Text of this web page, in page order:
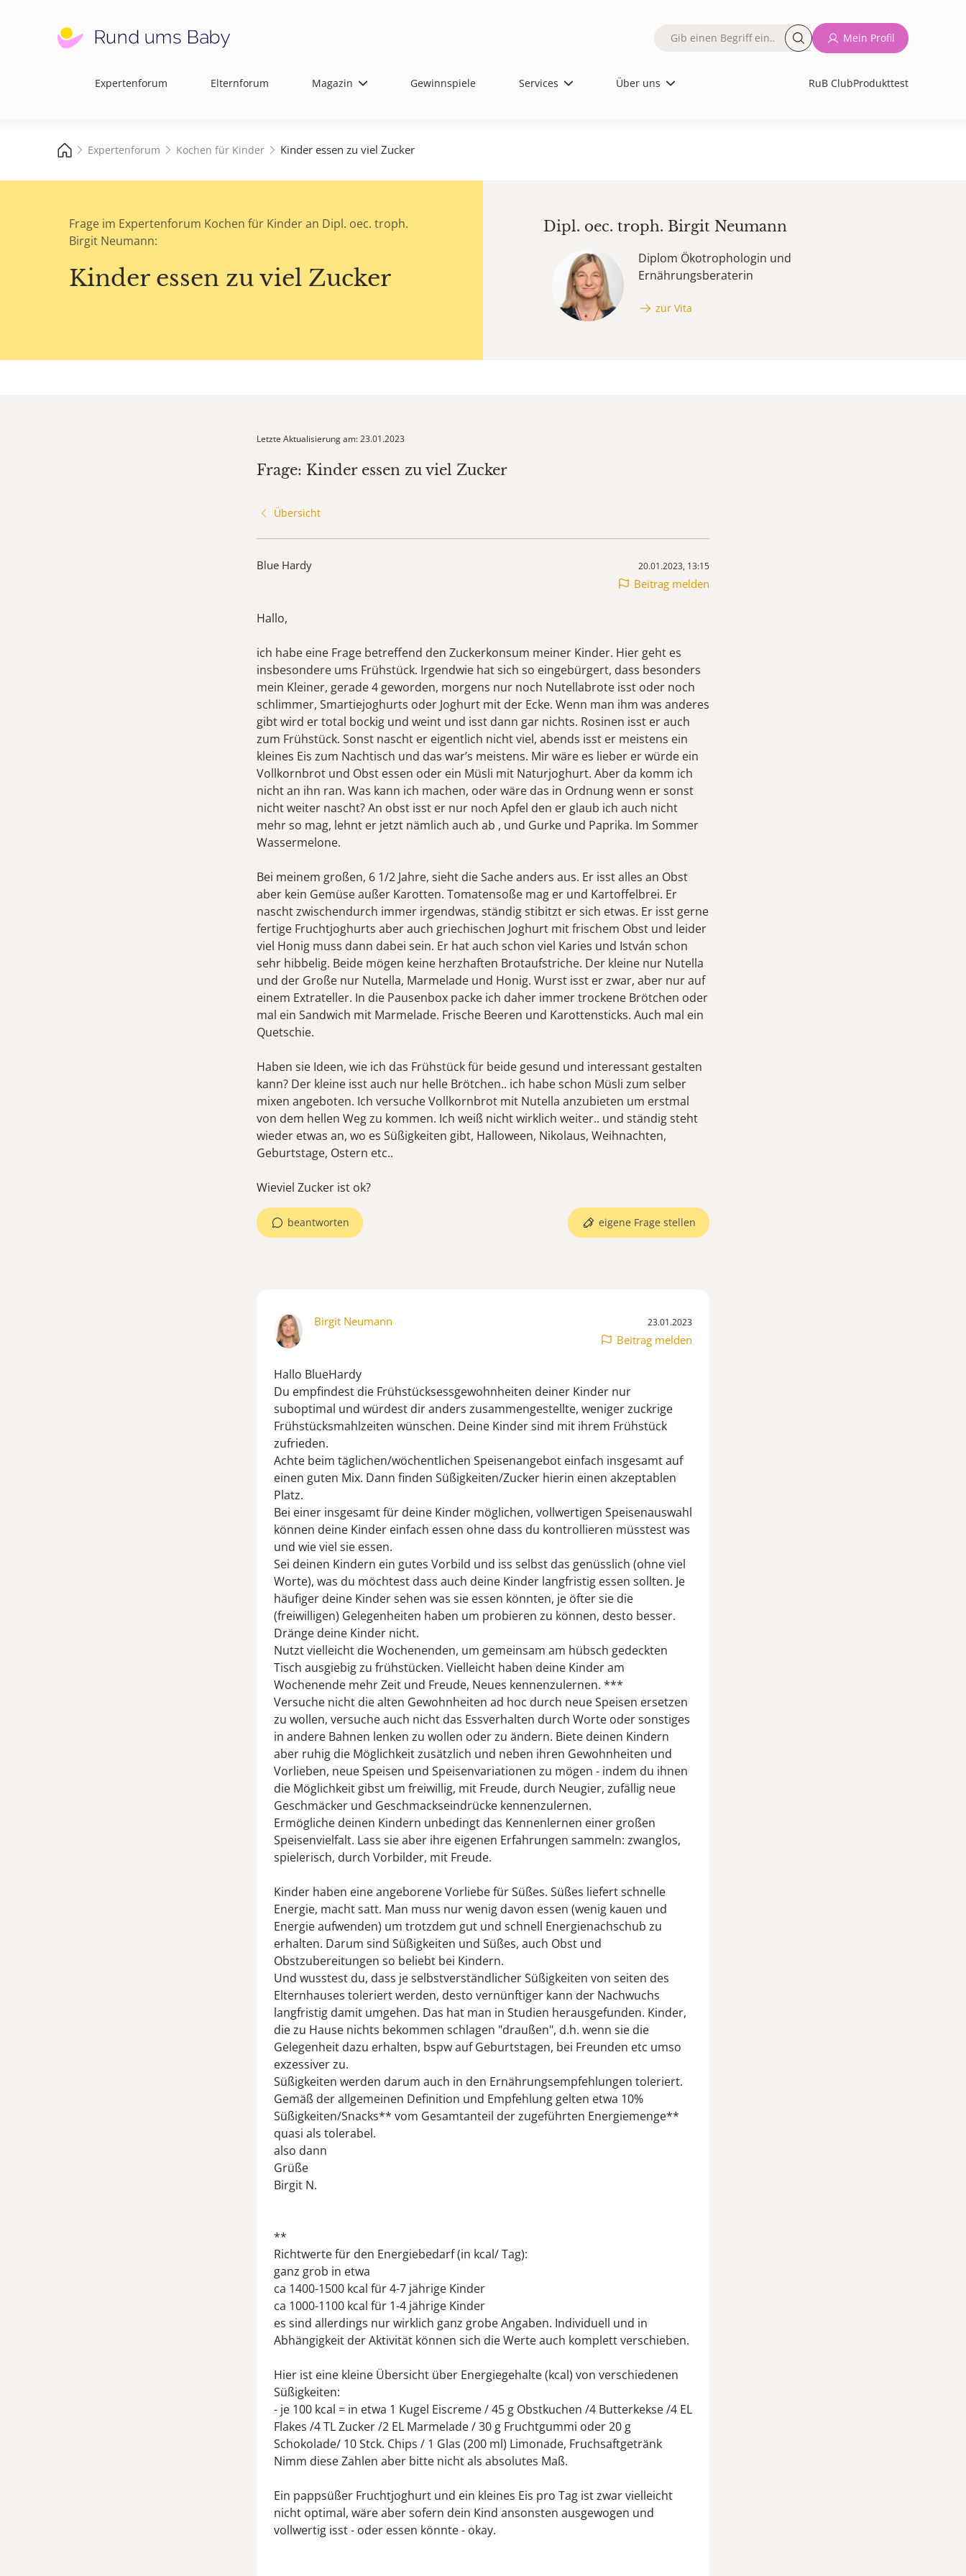
Hauptnavigation
Expertenforum Elternforum Magazin Gewinnspiele Services Über uns RuB ClubProdukttest
Fulltext
Mein Profil
Expertenforum Kochen für Kinder Kinder essen zu viel Zucker
Frage im Expertenforum Kochen für Kinder an Dipl. oec. troph.
Birgit Neumann:
Kinder essen zu viel Zucker
Dipl. oec. troph. Birgit Neumann
Diplom Ökotrophologin und
Ernährungsberaterin
zur Vita
Letzte Aktualisierung am: 23.01.2023
Frage: Kinder essen zu viel Zucker
Übersicht
Blue Hardy 20.01.2023, 13:15
Beitrag melden
Hallo,
ich habe eine Frage betreffend den Zuckerkonsum meiner Kinder. Hier geht es
insbesondere ums Frühstück. Irgendwie hat sich so eingebürgert, dass besonders
mein Kleiner, gerade 4 geworden, morgens nur noch Nutellabrote isst oder noch
schlimmer, Smartiejoghurts oder Joghurt mit der Ecke. Wenn man ihm was anderes
gibt wird er total bockig und weint und isst dann gar nichts. Rosinen isst er auch
zum Frühstück. Sonst nascht er eigentlich nicht viel, abends isst er meistens ein
kleines Eis zum Nachtisch und das war’s meistens. Mir wäre es lieber er würde ein
Vollkornbrot und Obst essen oder ein Müsli mit Naturjoghurt. Aber da komm ich
nicht an ihn ran. Was kann ich machen, oder wäre das in Ordnung wenn er sonst
nicht weiter nascht? An obst isst er nur noch Apfel den er glaub ich auch nicht
mehr so mag, lehnt er jetzt nämlich auch ab , und Gurke und Paprika. Im Sommer
Wassermelone.
Bei meinem großen, 6 1/2 Jahre, sieht die Sache anders aus. Er isst alles an Obst
aber kein Gemüse außer Karotten. Tomatensoße mag er und Kartoffelbrei. Er
nascht zwischendurch immer irgendwas, ständig stibitzt er sich etwas. Er isst gerne
fertige Fruchtjoghurts aber auch griechischen Joghurt mit frischem Obst und leider
viel Honig muss dann dabei sein. Er hat auch schon viel Karies und István schon
sehr hibbelig. Beide mögen keine herzhaften Brotaufstriche. Der kleine nur Nutella
und der Große nur Nutella, Marmelade und Honig. Wurst isst er zwar, aber nur auf
einem Extrateller. In die Pausenbox packe ich daher immer trockene Brötchen oder
mal ein Sandwich mit Marmelade. Frische Beeren und Karottensticks. Auch mal ein
Quetschie.
Haben sie Ideen, wie ich das Frühstück für beide gesund und interessant gestalten
kann? Der kleine isst auch nur helle Brötchen.. ich habe schon Müsli zum selber
mixen angeboten. Ich versuche Vollkornbrot mit Nutella anzubieten um erstmal
von dem hellen Weg zu kommen. Ich weiß nicht wirklich weiter.. und ständig steht
wieder etwas an, wo es Süßigkeiten gibt, Halloween, Nikolaus, Weihnachten,
Geburtstage, Ostern etc..
Wieviel Zucker ist ok?
beantworten eigene Frage stellen
Birgit Neumann 23.01.2023
Beitrag melden
Hallo BlueHardy
Du empfindest die Frühstücksessgewohnheiten deiner Kinder nur
suboptimal und würdest dir anders zusammengestellte, weniger zuckrige
Frühstücksmahlzeiten wünschen. Deine Kinder sind mit ihrem Frühstück
zufrieden.
Achte beim täglichen/wöchentlichen Speisenangebot einfach insgesamt auf
einen guten Mix. Dann finden Süßigkeiten/Zucker hierin einen akzeptablen
Platz.
Bei einer insgesamt für deine Kinder möglichen, vollwertigen Speisenauswahl
können deine Kinder einfach essen ohne dass du kontrollieren müsstest was
und wie viel sie essen.
Sei deinen Kindern ein gutes Vorbild und iss selbst das genüsslich (ohne viel
Worte), was du möchtest dass auch deine Kinder langfristig essen sollten. Je
häufiger deine Kinder sehen was sie essen könnten, je öfter sie die
(freiwilligen) Gelegenheiten haben um probieren zu können, desto besser.
Dränge deine Kinder nicht.
Nutzt vielleicht die Wochenenden, um gemeinsam am hübsch gedeckten
Tisch ausgiebig zu frühstücken. Vielleicht haben deine Kinder am
Wochenende mehr Zeit und Freude, Neues kennenzulernen. ***
Versuche nicht die alten Gewohnheiten ad hoc durch neue Speisen ersetzen
zu wollen, versuche auch nicht das Essverhalten durch Worte oder sonstiges
in andere Bahnen lenken zu wollen oder zu ändern. Biete deinen Kindern
aber ruhig die Möglichkeit zusätzlich und neben ihren Gewohnheiten und
Vorlieben, neue Speisen und Speisenvariationen zu mögen - indem du ihnen
die Möglichkeit gibst um freiwillig, mit Freude, durch Neugier, zufällig neue
Geschmäcker und Geschmackseindrücke kennenzulernen.
Ermögliche deinen Kindern unbedingt das Kennenlernen einer großen
Speisenvielfalt. Lass sie aber ihre eigenen Erfahrungen sammeln: zwanglos,
spielerisch, durch Vorbilder, mit Freude.
Kinder haben eine angeborene Vorliebe für Süßes. Süßes liefert schnelle
Energie, macht satt. Man muss nur wenig davon essen (wenig kauen und
Energie aufwenden) um trotzdem gut und schnell Energienachschub zu
erhalten. Darum sind Süßigkeiten und Süßes, auch Obst und
Obstzubereitungen so beliebt bei Kindern.
Und wusstest du, dass je selbstverständlicher Süßigkeiten von seiten des
Elternhauses toleriert werden, desto vernünftiger kann der Nachwuchs
langfristig damit umgehen. Das hat man in Studien herausgefunden. Kinder,
die zu Hause nichts bekommen schlagen "draußen", d.h. wenn sie die
Gelegenheit dazu erhalten, bspw auf Geburtstagen, bei Freunden etc umso
exzessiver zu.
Süßigkeiten werden darum auch in den Ernährungsempfehlungen toleriert.
Gemäß der allgemeinen Definition und Empfehlung gelten etwa 10%
Süßigkeiten/Snacks** vom Gesamtanteil der zugeführten Energiemenge**
quasi als tolerabel.
also dann
Grüße
Birgit N.
**
Richtwerte für den Energiebedarf (in kcal/ Tag):
ganz grob in etwa
ca 1400-1500 kcal für 4-7 jährige Kinder
ca 1000-1100 kcal für 1-4 jährige Kinder
es sind allerdings nur wirklich ganz grobe Angaben. Individuell und in
Abhängigkeit der Aktivität können sich die Werte auch komplett verschieben.
Hier ist eine kleine Übersicht über Energiegehalte (kcal) von verschiedenen
Süßigkeiten:
- je 100 kcal = in etwa 1 Kugel Eiscreme / 45 g Obstkuchen /4 Butterkekse /4 EL
Flakes /4 TL Zucker /2 EL Marmelade / 30 g Fruchtgummi oder 20 g
Schokolade/ 10 Stck. Chips / 1 Glas (200 ml) Limonade, Fruchsaftgetränk
Nimm diese Zahlen aber bitte nicht als absolutes Maß.
Ein pappsüßer Fruchtjoghurt und ein kleines Eis pro Tag ist zwar vielleicht
nicht optimal, wäre aber sofern dein Kind ansonsten ausgewogen und
vollwertig isst - oder essen könnte - okay.